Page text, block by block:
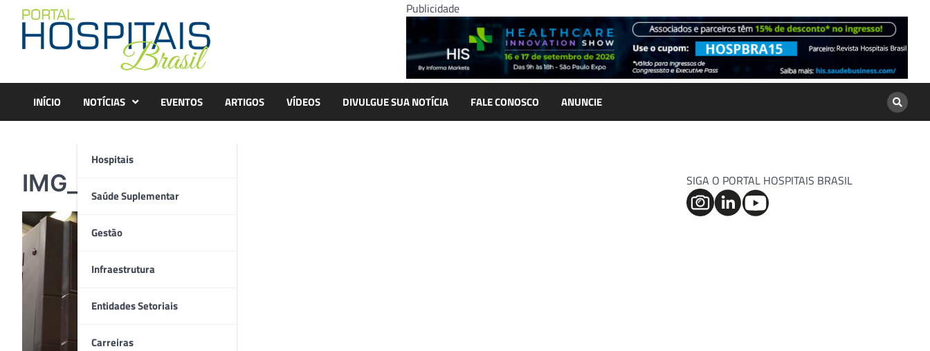
content
Publicidade
INÍCIO NOTÍCIAS
Hospitais
Saúde Suplementar
Gestão
Infraestrutura
Entidades Setoriais
Carreiras
EVENTOS ARTIGOS VÍDEOS DIVULGUE SUA NOTÍCIA FALE CONOSCO ANUNCIE
IMG_7806 SIGA O PORTAL HOSPITAIS BRASIL